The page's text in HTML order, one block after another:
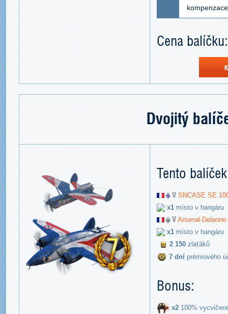
Cena
Dvojitý
Tento
SNCASE SE
x1 místo v hangáru
Arsenal-Delanne
x1 místo v hangáru
2 150 zlaťáků
7 dní prémiového
Bonus:
x2 100%